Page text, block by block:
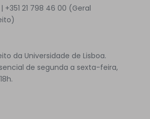
+351 21 798 46 00 (Geral
da Universidade de Lisboa.
de segunda a sexta-feira,